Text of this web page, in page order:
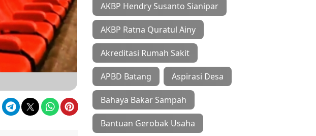
AKBP Hendry Susanto Sianipar
AKBP Ratna Quratul Ainy
Akreditasi Rumah Sakit
APBD Batang Aspirasi Desa
Bahaya Bakar Sampah
Bantuan Gerobak Usaha